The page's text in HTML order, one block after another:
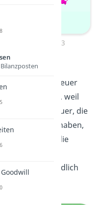
Vorsteuer: 3
diese Umsatzsteuer
genannt, weil
die Umsatzsteuer, die
bezahlt haben,
Das ist also die
trägt letztendlich